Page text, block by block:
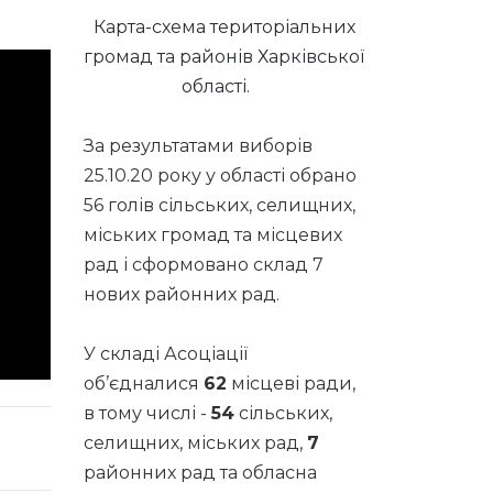
Карта-схема територіальних
громад та районів Харківської
області.
За результатами виборів
25.10.20 року у області обрано
56 голів сільських, селищних,
міських громад та місцевих
рад і сформовано склад 7
нових районних рад.
У складі Асоціації
об’єдналися 62 місцеві ради,
в тому числі -54 сільських,
селищних, міських рад, 7
районних рад та обласна